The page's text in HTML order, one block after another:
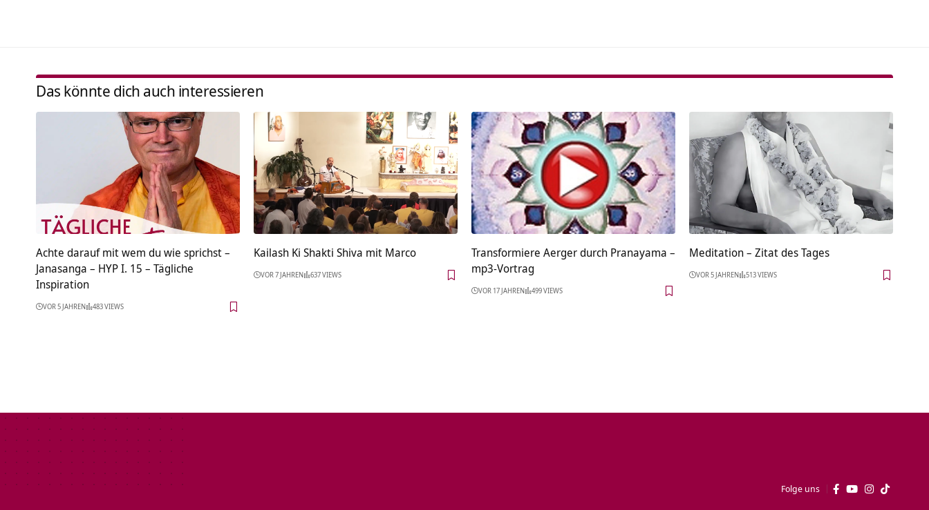
Das könnte dich auch interessieren
Achte darauf mit wem du wie sprichst –
Janasanga – HYP I. 15 – Tägliche
Inspiration
VOR 5 JAHREN 483 VIEWS
Kailash Ki Shakti Shiva mit Marco
VOR 7 JAHREN 637 VIEWS
Transformiere Aerger durch Pranayama –
mp3-Vortrag
VOR 17 JAHREN 499 VIEWS
Meditation – Zitat des Tages
VOR 5 JAHREN 513 VIEWS
Folge uns